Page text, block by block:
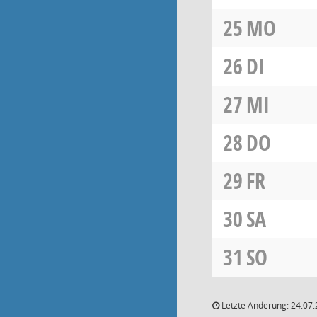
25MO
26DI
27MI
28DO
29FR
30SA
31 SO
Letzte Änderung: